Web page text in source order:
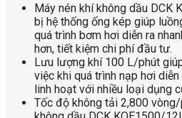
Máy nén khí không dầu DCK
bị hệ thống ống kép giúp
quá trình bơm hơi diễn ra
hơn, tiết kiệm chi phí đầu tư.
Lưu lượng khí 100 L/phút
việc khi quá trình nạp hơi diễn
linh hoạt với nhiều loại dụng
Tốc độ không tải 2,800